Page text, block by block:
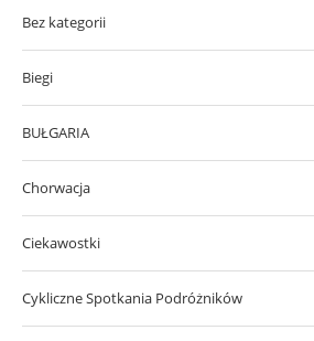
Bez kategorii
Biegi
BUŁGARIA
Chorwacja
Ciekawostki
Cykliczne Spotkania Podróżników